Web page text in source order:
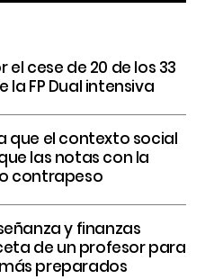
cese de 20 de los 33
FP Dual intensiva
que el contexto social
las notas con la
contrapeso
y finanzas
de un profesor para
preparados